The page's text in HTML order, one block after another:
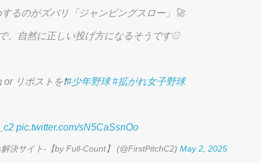
るのがズバリ「ジャンピングスロー」🚀
、自然に正しい投げ方になるそうです⚾️
リポストを❗️#少年野球 #拡がれ女子野球
pic.twitter.com/sN5CaSsnOo
決サイト-【by Full-Count】 (@FirstPitchC2) May 2, 2025